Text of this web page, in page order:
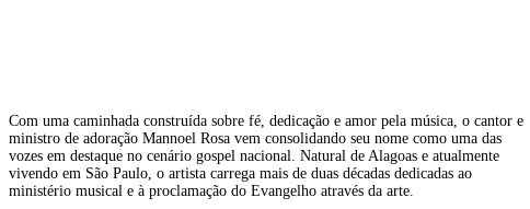
Cultura
Beleza
Cinema
Esportes
Com uma caminhada construída sobre fé, dedicação e amor pela música, o cantor e
ministro de adoração Mannoel Rosa vem consolidando seu nome como uma das
vozes em destaque no cenário gospel nacional. Natural de Alagoas e atualmente
vivendo em São Paulo, o artista carrega mais de duas décadas dedicadas ao
ministério musical e à proclamação do Evangelho através da arte.